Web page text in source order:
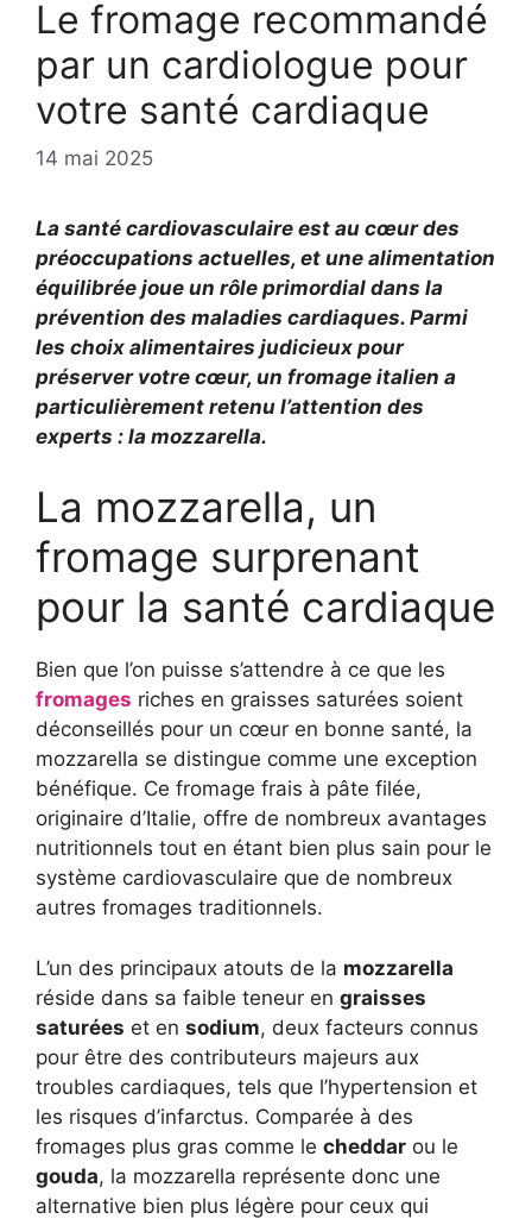
Le fromage recommandé
par un cardiologue pour
votre santé cardiaque
14 mai 2025
La santé cardiovasculaire est au cœur des
préoccupations actuelles, et une alimentation
équilibrée joue un rôle primordial dans la
prévention des maladies cardiaques. Parmi
les choix alimentaires judicieux pour
préserver votre cœur, un fromage italien a
particulièrement retenu l’attention des
experts : la mozzarella.
La mozzarella, un
fromage surprenant
pour la santé cardiaque
Bien que l’on puisse s’attendre à ce que les
fromages riches en graisses saturées soient
déconseillés pour un cœur en bonne santé, la
mozzarella se distingue comme une exception
bénéfique. Ce fromage frais à pâte filée,
originaire d’Italie, offre de nombreux avantages
nutritionnels tout en étant bien plus sain pour le
système cardiovasculaire que de nombreux
autres fromages traditionnels.
L’un des principaux atouts de la mozzarella
réside dans sa faible teneur en graisses
saturées et en sodium, deux facteurs connus
pour être des contributeurs majeurs aux
troubles cardiaques, tels que l’hypertension et
les risques d’infarctus. Comparée à des
fromages plus gras comme le cheddar ou le
gouda, la mozzarella représente donc une
alternative bien plus légère pour ceux qui